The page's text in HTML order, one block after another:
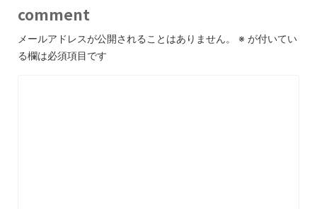
comment
メールアドレスが公開されることはありません。 ※ が付いてい
る欄は必須項目です